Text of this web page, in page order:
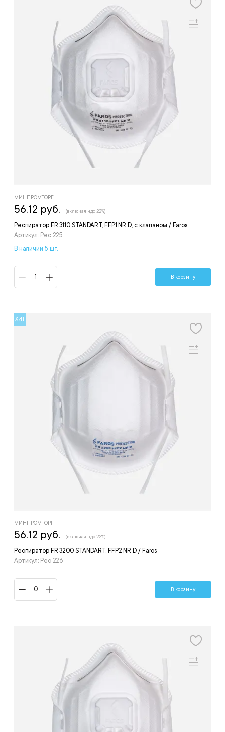
Респиратор FR 3110 STANDART, FFP1 NR D, с клапаном / Faros
Артикул: Рес 225
МИНПРОМТОРГ
56.12 руб. (включая ндс 22%)
В наличии 5 шт.
В корзину
ХИТ
Респиратор FR 3200 STANDART, FFP2 NR D / Faros
Артикул: Рес 226
МИНПРОМТОРГ
56.12 руб. (включая ндс 22%)
В корзину